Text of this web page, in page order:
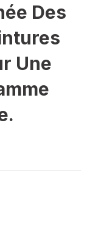
Des
Une